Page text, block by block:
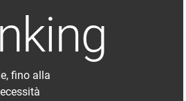
fino alla